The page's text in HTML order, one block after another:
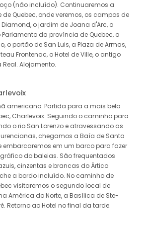
(não incluído). Continuaremos a
Quebec, onde veremos, os campos de
o jardim de Joana d'Arc, o
Parlamento da província de Quebec, a
o portão de San Luis, a Plaza de Armas,
Frontenac, o Hotel de Ville, o antigo
Real. Alojamento.
americano. Partida para a mais bela
Charlevoix. Seguindo o caminho para
o rio San Lorenzo e atravessando as
chegamos a Baía de Santa
embarcaremos em um barco para fazer
do baleias. São frequentados
cinzentas e brancas do Ártico
a bordo incluído. No caminho de
visitaremos o segundo local de
América do Norte, a Basílica de Ste-
Retorno ao Hotel no final da tarde.